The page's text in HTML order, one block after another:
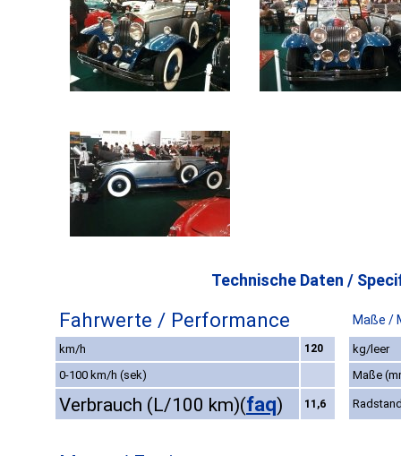
Technische Daten /
Fahrwerte / Performance Maße /
km/h 120
kg/leer
0-100 km/h (sek)
Maße
Verbrauch (L/100 km)(faq) 11,6